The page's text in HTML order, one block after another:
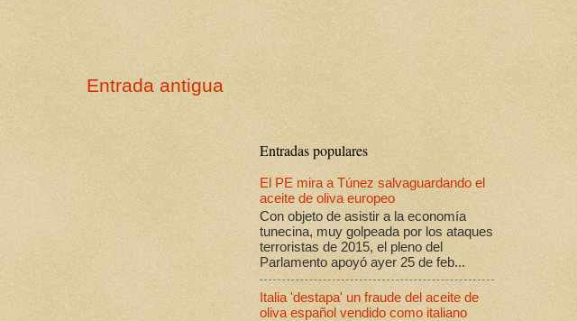
Entrada antigua
Entradas populares
El PE mira a Túnez salvaguardando el
aceite de oliva europeo
Con objeto de asistir a la economía
tunecina, muy golpeada por los ataques
terroristas de 2015, el pleno del
Parlamento apoyó ayer 25 de feb...
Italia 'destapa' un fraude del aceite de
oliva español vendido como italiano